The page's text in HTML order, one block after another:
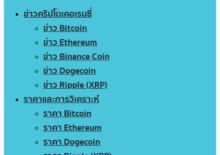
ข่าวคริปโตเคอเรนซี่
ข่าว Bitcoin
ข่าว Ethereum
ข่าว Binance Coin
ข่าว Dogecoin
ข่าว Ripple (XRP)
ราคาและการวิเคราะห์
ราคา Bitcoin
ราคา Ethereum
ราคา Dogecoin